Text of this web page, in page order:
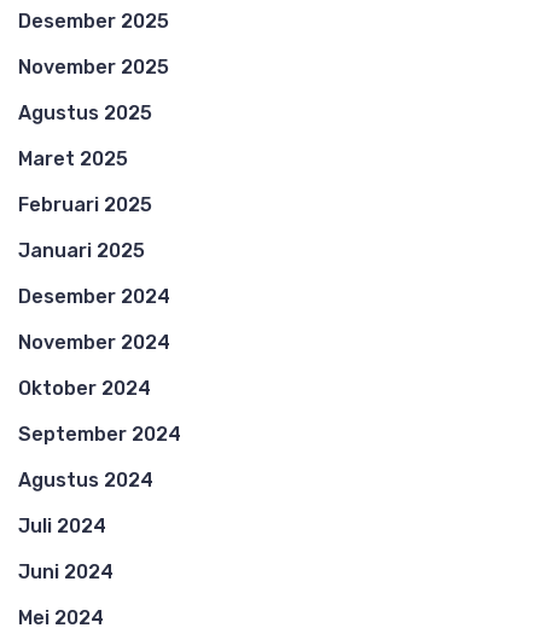
Desember 2025
November 2025
Agustus 2025
Maret 2025
Februari 2025
Januari 2025
Desember 2024
November 2024
Oktober 2024
September 2024
Agustus 2024
Juli 2024
Juni 2024
Mei 2024